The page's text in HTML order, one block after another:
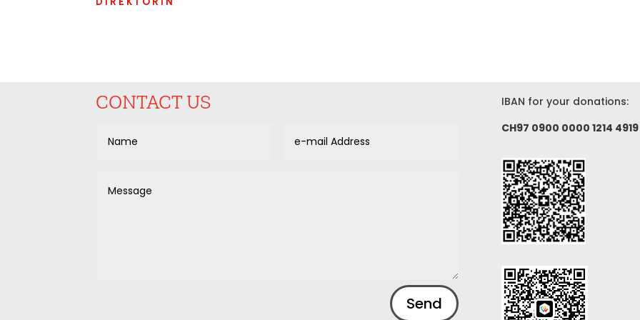
CONTACT US
Send
IBAN for your donations:
CH97 0900 0000 1214